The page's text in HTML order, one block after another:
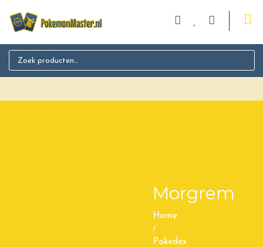
Search for:
Morgrem
Home
/
Pokedex